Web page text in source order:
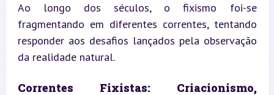
Ao longo dos séculos, o fixismo foi-se
fragmentando em diferentes correntes, tentando
responder aos desafios lançados pela observação
da realidade natural.
Correntes Fixistas: Criacionismo,